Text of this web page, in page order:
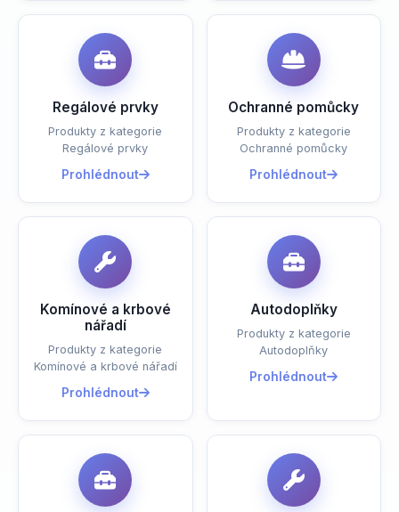
Regálové prvky
Produkty z kategorie
Regálové prvky
Prohlédnout
Ochranné pomůcky
Produkty z kategorie
Ochranné pomůcky
Prohlédnout
Komínové a krbové
nářadí
Produkty z kategorie
Komínové a krbové nářadí
Prohlédnout
Autodoplňky
Produkty z kategorie
Autodoplňky
Prohlédnout